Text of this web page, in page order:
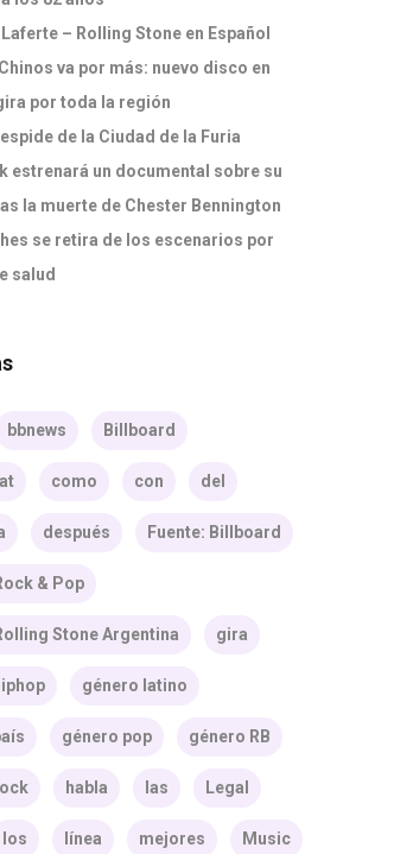
– Rolling Stone en Español
va por más: nuevo disco en
por toda la región
de la Ciudad de la Furia
estrenará un documental sobre su
la muerte de Chester Bennington
se retira de los escenarios por
salud
bbnews Billboard
como con del
después Fuente: Billboard
& Pop
Stone Argentina gira
género latino
género pop género RB
habla las Legal
los línea mejores Music